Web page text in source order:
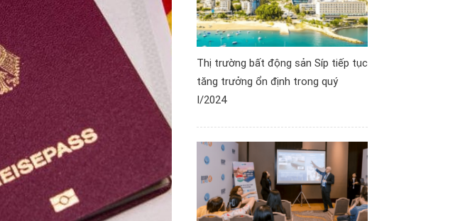
Thị trường bất động sản Síp tiếp tục
tăng trưởng ổn định trong quý
I/2024